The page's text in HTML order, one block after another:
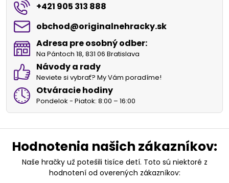
+421 905 313 888
obchod​@originalnehracky​.sk
Adresa pre osobný odber:
Na Pántoch 18, 831 06 Bratislava
Návody a rady
Neviete si vybrať? My Vám poradíme!
Otváracie hodiny
Pondelok - Piatok: 8:00 – 16:00
Hodnotenia našich zákazníkov:
Naše hračky už potešili tisíce detí. Toto sú niektoré z
hodnotení od overených zákazníkov: